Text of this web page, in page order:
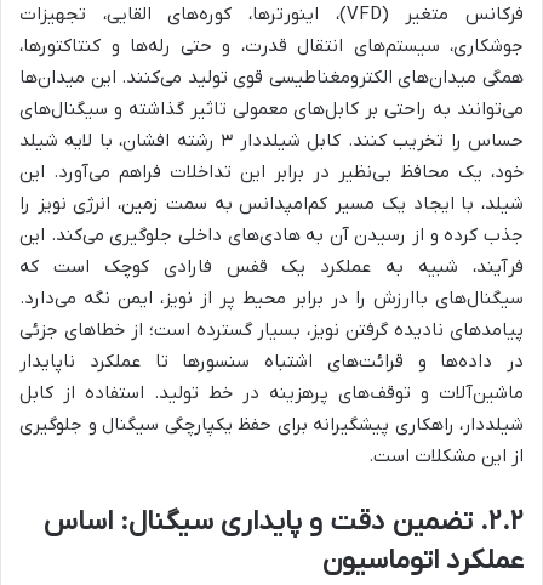
فرکانس متغیر (VFD)، اینورترها، کوره‌های القایی، تجهیزات
جوشکاری، سیستم‌های انتقال قدرت، و حتی رله‌ها و کنتاکتورها،
همگی میدان‌های الکترومغناطیسی قوی تولید می‌کنند. این میدان‌ها
می‌توانند به راحتی بر کابل‌های معمولی تاثیر گذاشته و سیگنال‌های
حساس را تخریب کنند. کابل شیلددار ۳ رشته افشان، با لایه شیلد
خود، یک محافظ بی‌نظیر در برابر این تداخلات فراهم می‌آورد. این
شیلد، با ایجاد یک مسیر کم‌امپدانس به سمت زمین، انرژی نویز را
جذب کرده و از رسیدن آن به هادی‌های داخلی جلوگیری می‌کند. این
فرآیند، شبیه به عملکرد یک قفس فارادی کوچک است که
سیگنال‌های باارزش را در برابر محیط پر از نویز، ایمن نگه می‌دارد.
پیامدهای نادیده گرفتن نویز، بسیار گسترده است؛ از خطاهای جزئی
در داده‌ها و قرائت‌های اشتباه سنسورها تا عملکرد ناپایدار
ماشین‌آلات و توقف‌های پرهزینه در خط تولید. استفاده از کابل
شیلددار، راهکاری پیشگیرانه برای حفظ یکپارچگی سیگنال و جلوگیری
از این مشکلات است.
۲.۲. تضمین دقت و پایداری سیگنال: اساس
عملکرد اتوماسیون